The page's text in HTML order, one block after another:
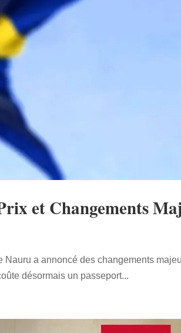
et Changements
a annoncé des changements
désormais un passeport...